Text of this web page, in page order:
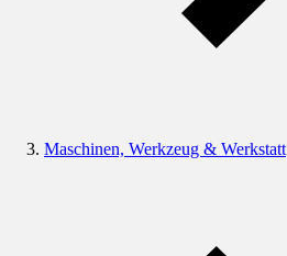
Maschinen, Werkzeug & Werkstatt